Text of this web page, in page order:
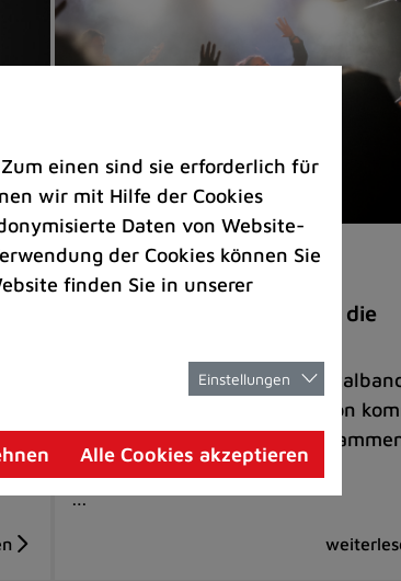
Veranstaltungen
„Manege Madness“ bringt die
Internationale Rock- und
und starke Acts aus der Region
am 17. Oktober in Lintorf
…
einen sind sie erforderlich für
wir mit Hilfe der Cookies
Daten von Website-
der Cookies können Sie
finden Sie in unserer
Einstellungen
Alle Cookies akzeptieren